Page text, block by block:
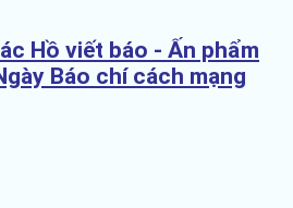
Hồ viết báo - Ấn phẩm
Báo chí cách mạng